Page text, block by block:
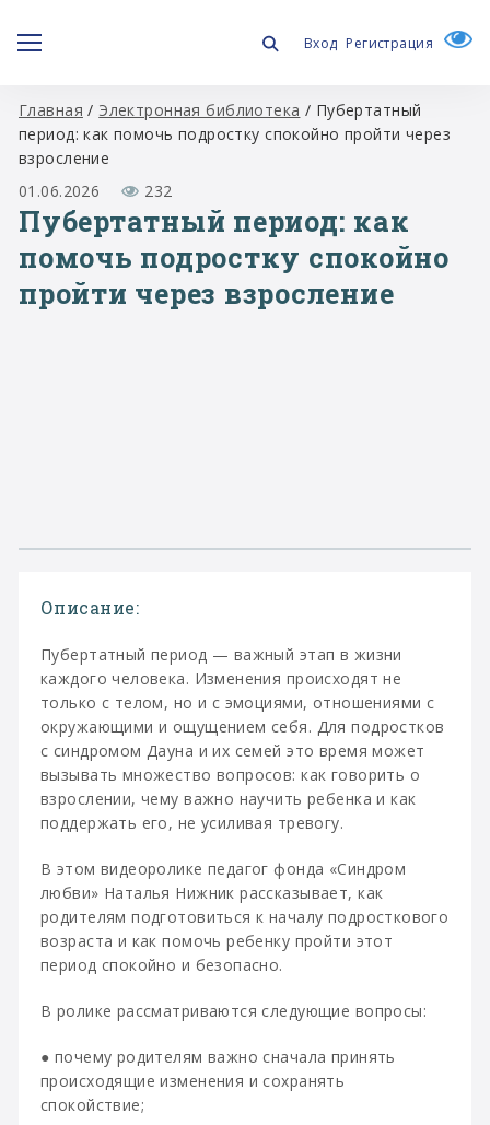
Вход Регистрация
Главная / Электронная библиотека / Пубертатный
период: как помочь подростку спокойно пройти через
взросление
01.06.2026
232
Пубертатный период: как
помочь подростку спокойно
пройти через взросление
Описание:
Пубертатный период — важный этап в жизни
каждого человека. Изменения происходят не
только с телом, но и с эмоциями, отношениями с
окружающими и ощущением себя. Для подростков
с синдромом Дауна и их семей это время может
вызывать множество вопросов: как говорить о
взрослении, чему важно научить ребенка и как
поддержать его, не усиливая тревогу.
В этом видеоролике педагог фонда «Синдром
любви» Наталья Нижник рассказывает, как
родителям подготовиться к началу подросткового
возраста и как помочь ребенку пройти этот
период спокойно и безопасно.
В ролике рассматриваются следующие вопросы:
● почему родителям важно сначала принять
происходящие изменения и сохранять
спокойствие;